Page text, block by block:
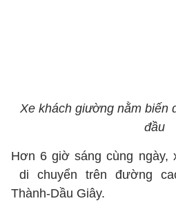
Xe khách giường nằm biến
đầu
Hơn 6 giờ sáng cùng ngày,
di chuyển trên đường
Thành-Dầu Giây.